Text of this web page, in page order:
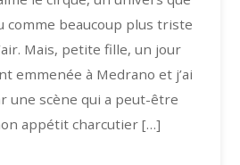
comme beaucoup plus triste
Mais, petite fille, un jour
emmenée à Medrano et j’ai
une scène qui a peut-être
appétit charcutier […]